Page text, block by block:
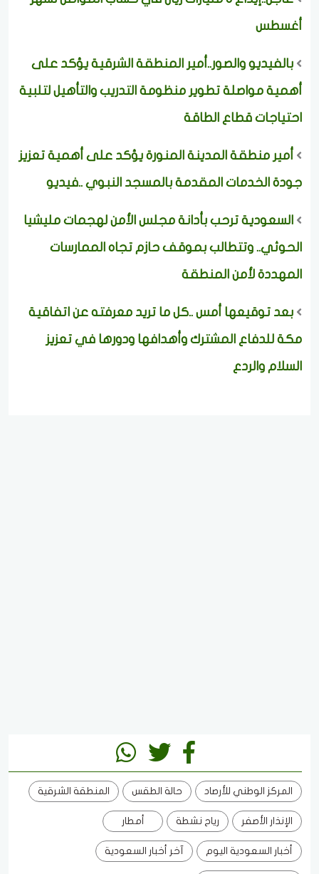
أغسطس
بالفيديو والصور..أمير المنطقة الشرقية يؤكد على
أهمية مواصلة تطوير منظومة التدريب والتأهيل لتلبية
احتياجات قطاع الطاقة
أمير منطقة المدينة المنورة يؤكد على أهمية تعزيز
جودة الخدمات المقدمة بالمسجد النبوي ..فيديو
السعودية ترحب بأدانة مجلس الأمن لهجمات مليشيا
الحوثي.. وتتطالب بموقف حازم تجاه الممارسات
المهددة لأمن المنطقة
بعد توقيعها أمس ..كل ما تريد معرفته عن اتفاقية
مكة للدفاع المشترك وأهدافها ودورها في تعزيز
السلام والردع
المركز الوطني للأرصاد حالة الطقس المنطقة الشرقية
الإنذار الأصفر رياح نشطة أمطار
أخبار السعودية اليوم آخر أخبار السعودية